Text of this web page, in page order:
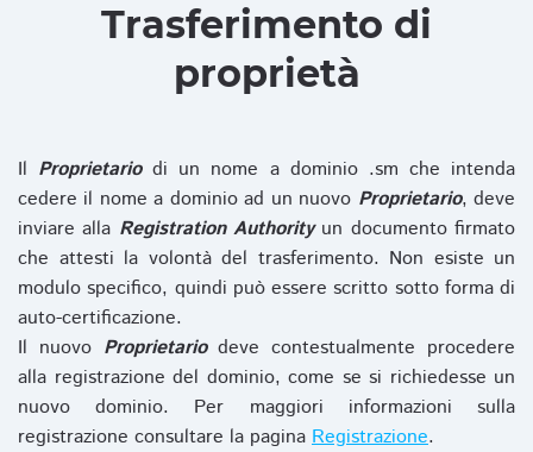
Trasferimento di
proprietà
Il Proprietariodi un nome a dominio .sm che intenda
cedere il nome a dominio ad un nuovo Proprietario, deve
inviare alla Registration Authorityun documento firmato
che attesti la volontà del trasferimento. Non esiste un
modulo specifico, quindi può essere scritto sotto forma di
auto-certificazione.
Il nuovo Proprietariodeve contestualmente procedere
alla registrazione del dominio, come se si richiedesse un
nuovo dominio. Per maggiori informazioni sulla
registrazione consultare la pagina Registrazione.